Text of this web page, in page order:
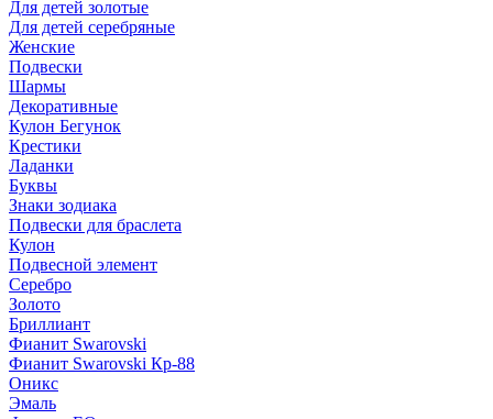
Для детей золотые
Для детей серебряные
Женские
Подвески
Шармы
Декоративные
Кулон Бегунок
Крестики
Ладанки
Буквы
Знаки зодиака
Подвески для браслета
Кулон
Подвесной элемент
Серебро
Золото
Бриллиант
Фианит Swarovski
Фианит Swarovski Кр-88
Оникс
Эмаль